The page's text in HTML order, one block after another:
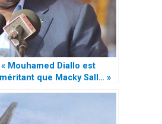
Mouhamed Diallo est
que Macky Sall… »